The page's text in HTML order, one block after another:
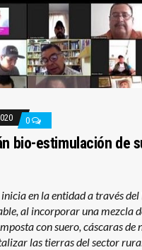
0
bio-estimulación de
en la entidad a través
al incorporar una mezcla
con suero, cáscaras de
las tierras del sector